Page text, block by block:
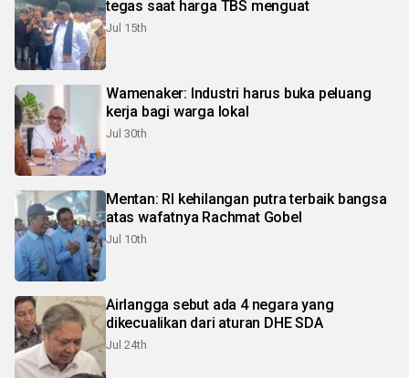
tegas saat harga TBS menguat
Jul 15th
Wamenaker: Industri harus buka peluang
kerja bagi warga lokal
Jul 30th
Mentan: RI kehilangan putra terbaik bangsa
atas wafatnya Rachmat Gobel
Jul 10th
Airlangga sebut ada 4 negara yang
dikecualikan dari aturan DHE SDA
Jul 24th